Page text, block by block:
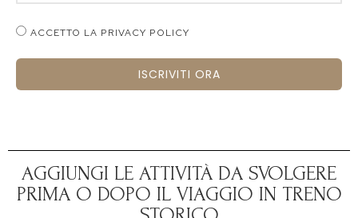
ACCETTO LA PRIVACY POLICY
ISCRIVITI ORA
AGGIUNGI LE ATTIVITÀ DA SVOLGERE
PRIMA O DOPO IL VIAGGIO IN TRENO